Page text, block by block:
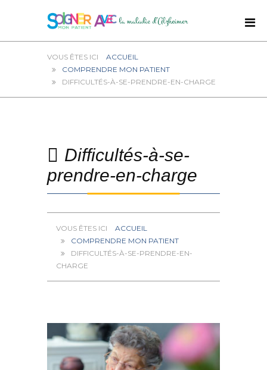
ACCUEIL
COMPRENDRE MON PATIENT
DIFFICULTÉS-À-SE-PRENDRE-EN-CHARGE
Difficultés-à-se-
prendre-en-charge
ACCUEIL
COMPRENDRE MON PATIENT
DIFFICULTÉS-À-SE-PRENDRE-EN-
CHARGE